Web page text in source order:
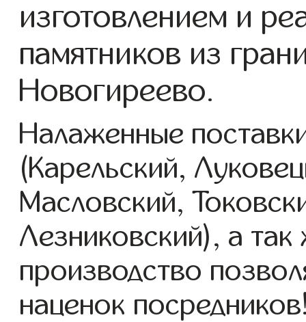
изготовлением и
памятников из
Новогиреево.
Налаженные
(Карельский,
Масловский,
Лезниковский), а
производство
наценок